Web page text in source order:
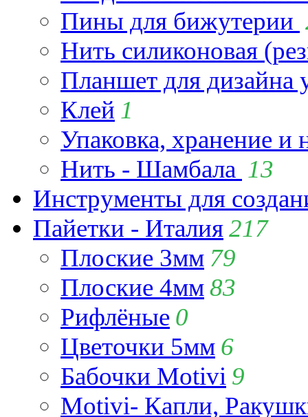
Пины для бижутерии
Нить силиконовая
Планшет для
Клей 1
Упаковка, хранение и
Нить - Шамбала 13
Инструменты для
Пайетки - Италия217
Плоские 3мм 79
Плоские 4мм83
Рифлёные 0
Цветочки 5мм 6
Бабочки Motivi 9
Motivi- Капли,